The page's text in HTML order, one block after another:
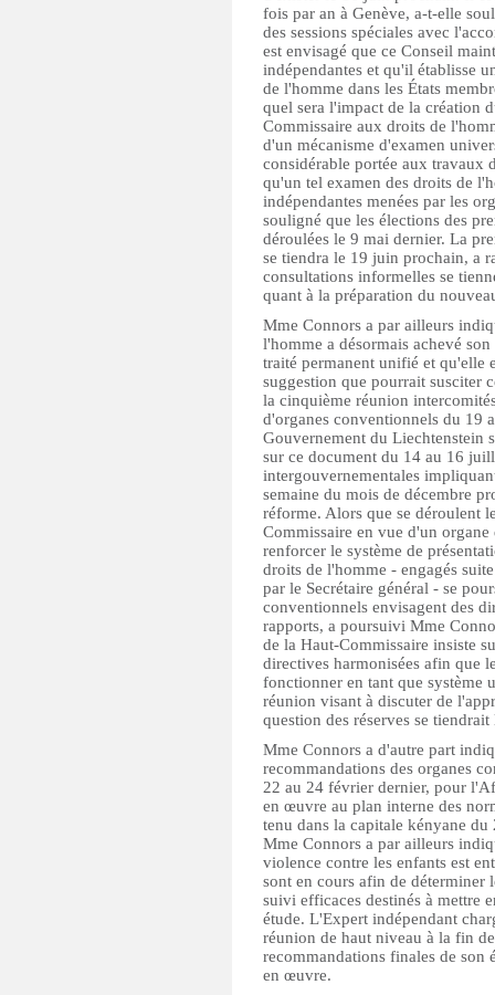
fois par an à Genève, a-t-elle
des sessions spéciales avec
est envisagé que ce Conseil
indépendantes et qu'il établisse
de l'homme dans les États
quel sera l'impact de la création
Commissaire aux droits de
d'un mécanisme d'examen
considérable portée aux travaux
qu'un tel examen des droits de
indépendantes menées par les
souligné que les élections des
déroulées le 9 mai dernier. La
se tiendra le 19 juin prochain, a
consultations informelles se
quant à la préparation du
Mme Connors a par ailleurs
l'homme a désormais achevé
traité permanent unifié et qu'elle
suggestion que pourrait susciter
la cinquième réunion
d'organes conventionnels du 19
Gouvernement du Liechtenstein
sur ce document du 14 au 16
intergouvernementales
semaine du mois de décembre
réforme. Alors que se déroulent
Commissaire en vue d'un
renforcer le système de
droits de l'homme - engagés
par le Secrétaire général - se
conventionnels envisagent des
rapports, a poursuivi Mme
de la Haut-Commissaire insiste
directives harmonisées afin que
fonctionner en tant que système
réunion visant à discuter de
question des réserves se
Mme Connors a d'autre part
recommandations des organes
22 au 24 février dernier, pour
en œuvre au plan interne des
tenu dans la capitale kényane
Mme Connors a par ailleurs
violence contre les enfants est
sont en cours afin de déterminer
suivi efficaces destinés à mettre
étude. L'Expert indépendant
réunion de haut niveau à la fin
recommandations finales de son
en œuvre.